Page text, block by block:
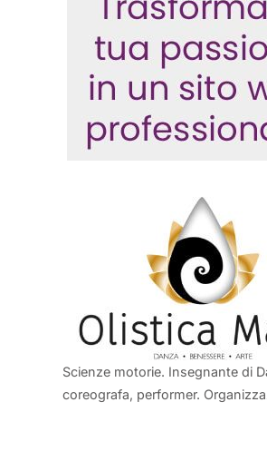
Scienze motorie. Insegnante di
coreografa, performer.